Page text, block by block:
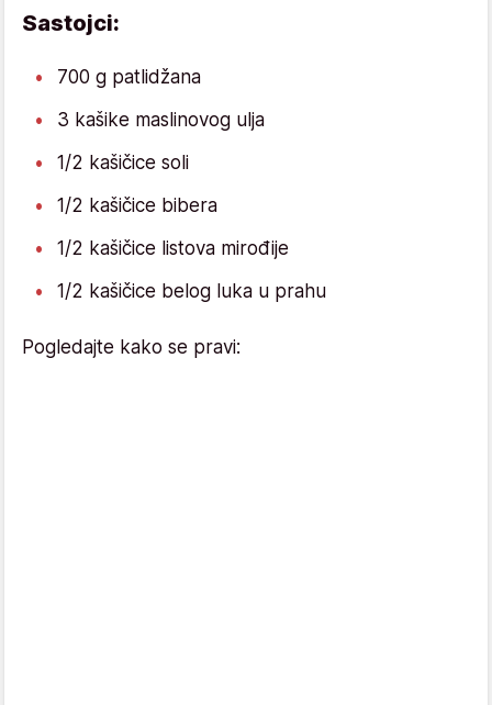
Sastojci:
700 g patlidžana
3 kašike maslinovog ulja
1/2 kašičice soli
1/2 kašičice bibera
1/2 kašičice listova mirođije
1/2 kašičice belog luka u prahu
Pogledajte kako se pravi: